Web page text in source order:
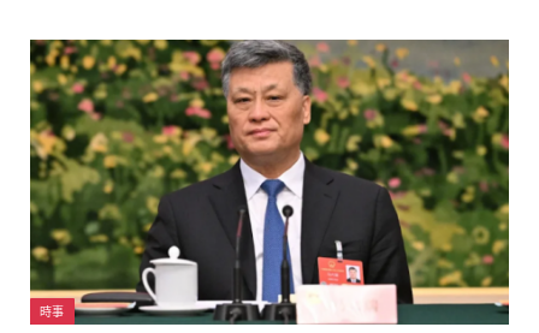
時事